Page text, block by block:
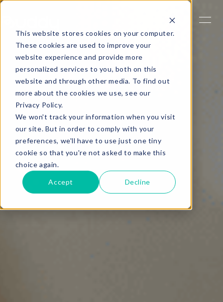
This website stores cookies on your computer.
These cookies are used to improve your
website experience and provide more
personalized services to you, both on this
website and through other media. To find out
more about the cookies we use, see our
Privacy Policy.
We won't track your information when you visit
our site. But in order to comply with your
preferences, we'll have to use just one tiny
cookie so that you're not asked to make this
choice again.
Accept Decline